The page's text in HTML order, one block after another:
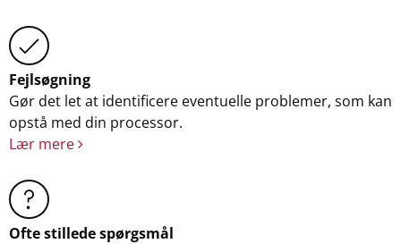
Fejlsøgning
Gør det let at identificere eventuelle problemer, som kan
opstå med din processor.
Lær mere
Ofte stillede spørgsmål